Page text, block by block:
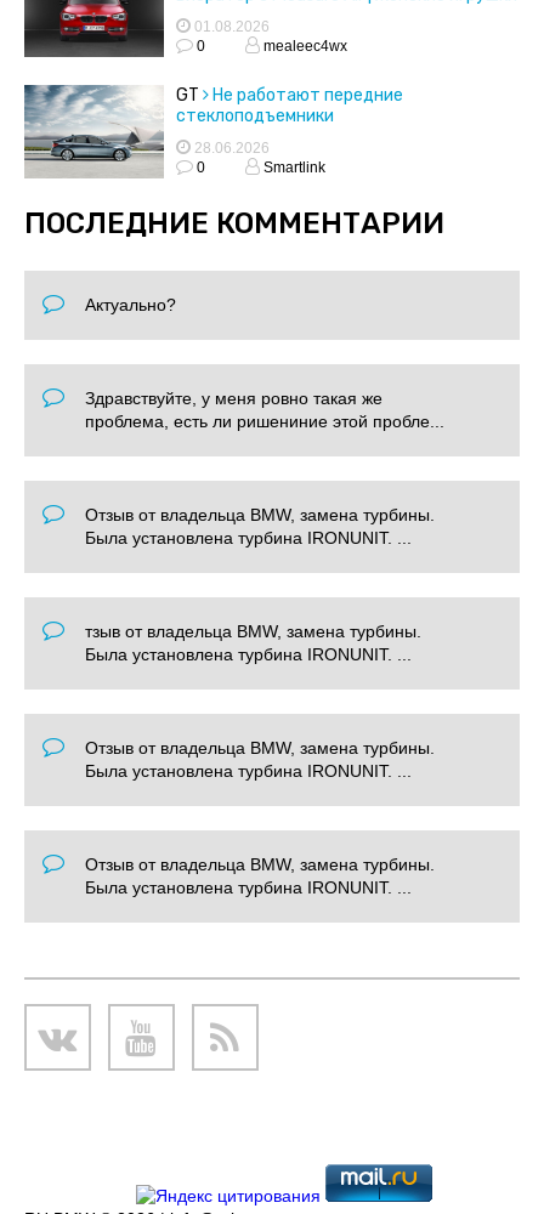
01.08.2026
0
mealeec4wx
GT
Не работают передние
стеклоподъемники
28.06.2026
0
Smartlink
ПОСЛЕДНИЕ КОММЕНТАРИИ
Актуально?
Здравствуйте, у меня ровно такая же
проблема, есть ли ришениние этой пробле...
Отзыв от владельца BMW, замена турбины.
Была установлена турбина IRONUNIT. ...
тзыв от владельца BMW, замена турбины.
Была установлена турбина IRONUNIT. ...
Отзыв от владельца BMW, замена турбины.
Была установлена турбина IRONUNIT. ...
Отзыв от владельца BMW, замена турбины.
Была установлена турбина IRONUNIT. ...